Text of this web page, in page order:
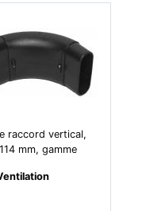
raccord vertical,
mm, gamme